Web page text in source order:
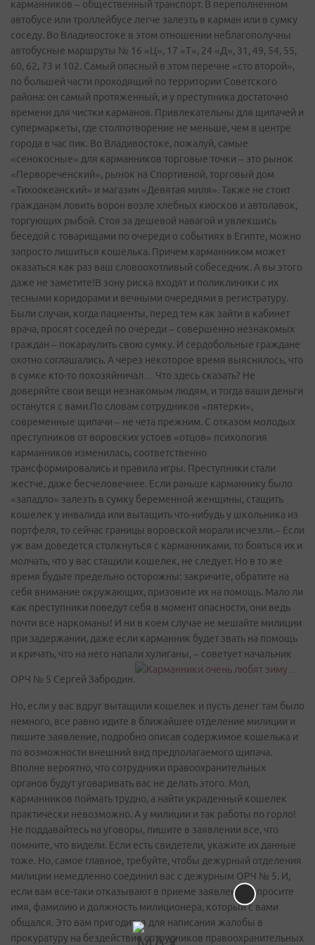
карманников – общественный транспорт. В переполненном
автобусе или троллейбусе легче залезть в карман или в сумку
соседу. Во Владивостоке в этом отношении неблагополучны
автобусные маршруты № 16 «Ц», 17 «Т», 24 «Д», 31, 49, 54, 55,
60, 62, 73 и 102. Самый опасный в этом перечне «сто второй»,
по большей части проходящий по территории Советского
района: он самый протяженный, и у преступника достаточно
времени для чистки карманов. Привлекательны для щипачей и
супермаркеты, где столпотворение не меньше, чем в центре
города в час пик. Во Владивостоке, пожалуй, самые
«сенокосные» для карманников торговые точки – это рынок
«Первореченский», рынок на Спортивной, торговый дом
«Тихоокеанский» и магазин «Девятая миля». Также не стоит
гражданам ловить ворон возле хлебных киосков и автолавок,
торгующих рыбой. Стоя за дешевой навагой и увлекшись
беседой с товарищами по очереди о событиях в Египте, можно
запросто лишиться кошелька. Причем карманником может
оказаться как раз ваш словоохотливый собеседник. А вы этого
даже не заметите!В зону риска входят и поликлиники с их
тесными коридорами и вечными очередями в регистратуру.
Были случаи, когда пациенты, перед тем как зайти в кабинет
врача, просят соседей по очереди – совершенно незнакомых
граждан – покараулить свою сумку. И сердобольные граждане
охотно соглашались. А через некоторое время выяснялось, что
в сумке кто-то похозяйничал… Что здесь сказать? Не
доверяйте свои вещи незнакомым людям, и тогда ваши деньги
останутся с вами.По словам сотрудников «пятерки»,
современные щипачи – не чета прежним. С отказом молодых
преступников от воровских устоев «отцов» психология
карманников изменилась, соответственно
трансформировались и правила игры. Преступники стали
жестче, даже бесчеловечнее. Если раньше карманнику было
«западло» залезть в сумку беременной женщины, стащить
кошелек у инвалида или вытащить что-нибудь у школьника из
портфеля, то сейчас границы воровской морали исчезли.– Если
уж вам доведется столкнуться с карманниками, то бояться их и
молчать, что у вас стащили кошелек, не следует. Но в то же
время будьте предельно осторожны: закричите, обратите на
себя внимание окружающих, призовите их на помощь. Мало ли
как преступники поведут себя в момент опасности, они ведь
почти все наркоманы! И ни в коем случае не мешайте милиции
при задержании, даже если карманник будет звать на помощь
и кричать, что на него напали хулиганы, – советует начальник
ОРЧ № 5 Сергей Забродин.
Но, если у вас вдруг вытащили кошелек и пусть денег там было
немного, все равно идите в ближайшее отделение милиции и
пишите заявление, подробно описав содержимое кошелька и
по возможности внешний вид предполагаемого щипача.
Вполне вероятно, что сотрудники правоохранительных
органов будут уговаривать вас не делать этого. Мол,
карманников поймать трудно, а найти украденный кошелек
практически невозможно. А у милиции и так работы по горло!
Не поддавайтесь на уговоры, пишите в заявлении все, что
помните, что видели. Если есть свидетели, укажите их данные
тоже. Но, самое главное, требуйте, чтобы дежурный отделения
милиции немедленно соединил вас с дежурным ОРЧ № 5. И,
если вам все-таки отказывают в приеме заявления, спросите
имя, фамилию и должность милиционера, который с вами
общался. Это вам пригодится для написания жалобы в
прокуратуру на бездействие сотрудников правоохранительных